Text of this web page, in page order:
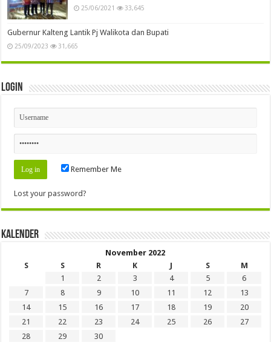
25/06/2021 33,645
Gubernur Kalteng Lantik Pj Walikota dan Bupati
25/09/2023 31,665
Login
Remember Me
Lost your password?
Kalender
November 2022
S
S R K J S
M
1
2 3 4 5
6
7
8 9 10 11 12
13
14
15 16 17 18 19
20
21
22 23 24 25 26
27
28
29
30